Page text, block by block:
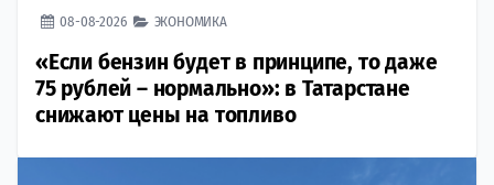
08-08-2026 ЭКОНОМИКА
«Если бензин будет в принципе, то даже
75 рублей – нормально»: в Татарстане
снижают цены на топливо